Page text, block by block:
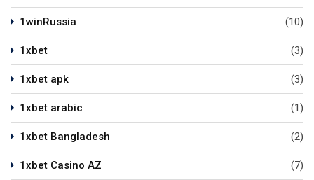
1winRussia (10)
1xbet (3)
1xbet apk (3)
1xbet arabic (1)
1xbet Bangladesh (2)
1xbet Casino AZ (7)